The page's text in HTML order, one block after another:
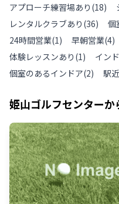
アプローチ練習場あり (18)
レンタルクラブあり (36) 個
24時間営業(1) 早朝営業(4)
体験レッスンあり (1) イン
個室のあるインドア(2) 駅
姫山ゴルフセンターか